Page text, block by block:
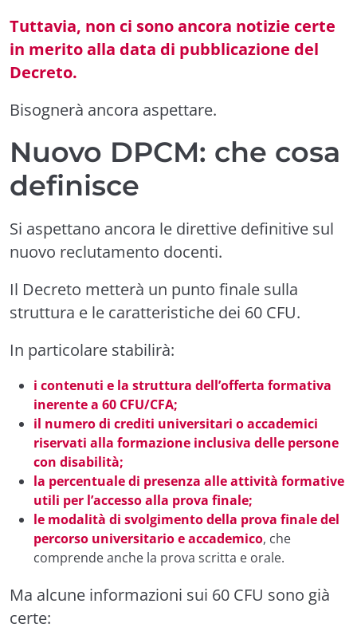
Tuttavia, non ci sono ancora notizie certe
in merito alla data di pubblicazione del
Decreto.
Bisognerà ancora aspettare.
Nuovo DPCM: che cosa
definisce
Si aspettano ancora le direttive definitive sul
nuovo reclutamento docenti.
Il Decreto metterà un punto finale sulla
struttura e le caratteristiche dei 60 CFU.
In particolare stabilirà:
i contenuti e la struttura dell’offerta formativa
inerente a 60 CFU/CFA;
il numero di crediti universitari o accademici
riservati alla formazione inclusiva delle persone
con disabilità;
la percentuale di presenza alle attività formative
utili per l’accesso alla prova finale;
le modalità di svolgimento della prova finale del
percorso universitario e accademico, che
comprende anche la prova scritta e orale.
Ma alcune informazioni sui 60 CFU sono già
certe: